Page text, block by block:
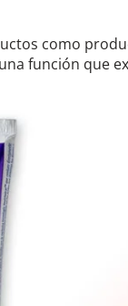
como
función que